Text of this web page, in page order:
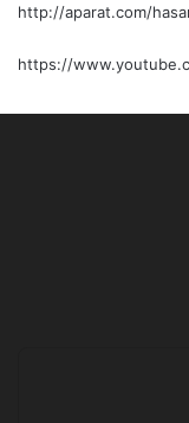
http://aparat.com/
https://